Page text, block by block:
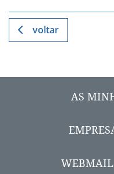
voltar
AS